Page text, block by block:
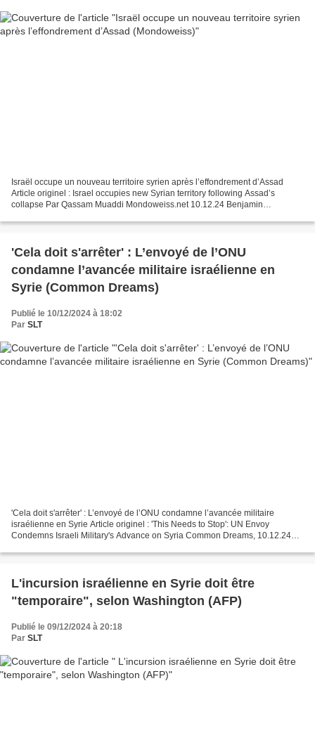
Israël occupe un nouveau territoire syrien après l’effondrement d’Assad
Article originel : Israel occupies new Syrian territory following Assad’s
collapse Par Qassam Muaddi Mondoweiss.net 10.12.24 Benjamin
'Cela doit s'arrêter' : L’envoyé de l’ONU
condamne l’avancée militaire israélienne en
Syrie (Common Dreams)
Publié le 10/12/2024 à 18:02
Par SLT
'Cela doit s'arrêter' : L’envoyé de l’ONU condamne l’avancée militaire
israélienne en Syrie Article originel : 'This Needs to Stop': UN Envoy
Condemns Israeli Military's Advance on Syria Common Dreams, 10.12.24
L'incursion israélienne en Syrie doit être
"temporaire", selon Washington (AFP)
Publié le 09/12/2024 à 20:18
Par SLT